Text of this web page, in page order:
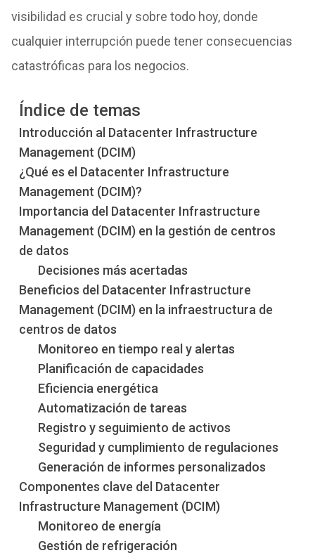
visibilidad es crucial y sobre todo hoy, donde
cualquier interrupción puede tener consecuencias
catastróficas para los negocios.
Índice de temas
Introducción al Datacenter Infrastructure
Management (DCIM)
¿Qué es el Datacenter Infrastructure
Management (DCIM)?
Importancia del Datacenter Infrastructure
Management (DCIM) en la gestión de centros
de datos
Decisiones más acertadas
Beneficios del Datacenter Infrastructure
Management (DCIM) en la infraestructura de
centros de datos
Monitoreo en tiempo real y alertas
Planificación de capacidades
Eficiencia energética
Automatización de tareas
Registro y seguimiento de activos
Seguridad y cumplimiento de regulaciones
Generación de informes personalizados
Componentes clave del Datacenter
Infrastructure Management (DCIM)
Monitoreo de energía
Gestión de refrigeración